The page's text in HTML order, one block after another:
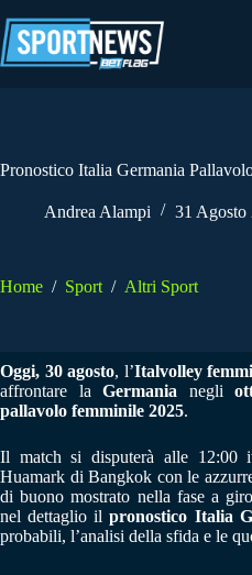
al
contenuto
Pronostico Italia Germania
Andrea Alampi 31 Agosto
Home / Sport / Altri Sport
Oggi, 30 agosto, l’Italvolley
affrontare laGermania negli
pallavolo femminile 2025.
Il match si disputerà alle 12:00
Huamark di Bangkok con le
di buono mostrato nella fase a
nel dettaglio ilpronostico Italia
probabili, l’analisi della sfida e le